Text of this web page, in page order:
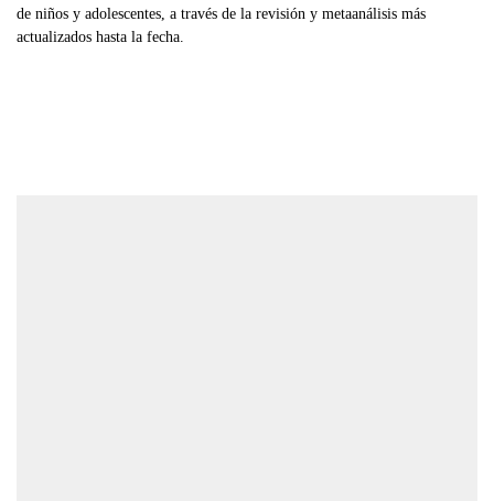
de niños y adolescentes, a través de la revisión y metaanálisis más
actualizados hasta la fecha.